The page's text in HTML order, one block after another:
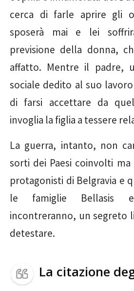
cerca di farle aprire gli
sposerà mai e lei
previsione della donna,
affatto. Mentre il padre,
sociale dedito al suo
di farsi accettare da
invoglia la figlia a tessere
La guerra, intanto, non
sorti dei Paesi coinvolti
protagonisti di Belgravia e
le famiglie Bellasis
incontreranno, un segreto
detestare.
La citazione